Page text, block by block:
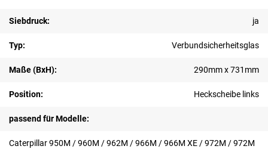
Siebdruck: ja
Typ: Verbundsicherheitsglas
Maße (BxH): 290mm x 731mm
Position: Heckscheibe links
passend für Modelle:
Caterpillar 950M / 960M / 962M / 966M / 966M XE / 972M / 972M